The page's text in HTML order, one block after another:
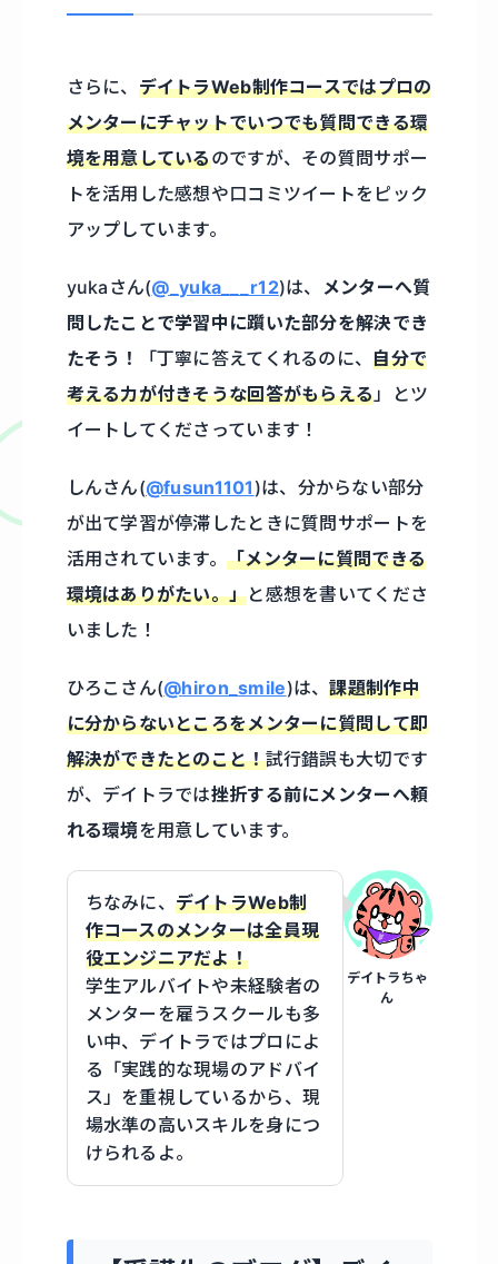
さらに、 デイトラWeb制作コースではプロの
メンターにチャットでいつでも質問できる環
境を用意しているのですが、その質問サポー
トを活用した感想や口コミツイートをピック
アップしています。
yukaさん(@_yuka___r12)は、 メンターへ質
問したことで学習中に躓いた部分を解決でき
たそう！
「丁寧に答えてくれるのに、自分で
考える力が付きそうな回答がもらえる」とツ
イートしてくださっています！
しんさん(@fusun1101 )は、分からない部分
が出て学習が停滞したときに質問サポートを
活用されています。「メンターに質問できる
環境はありがたい。」と感想を書いてくださ
いました！
ひろこさん(@hiron_smile)は、課題制作中
に分からないところをメンターに質問して即
解決ができたとのこと！試行錯誤も大切です
が、デイトラでは挫折する前にメンターへ頼
れる環境を用意しています。
デイトラちゃ
ん
ちなみに、 デイトラWeb制
作コースのメンターは全員現
役エンジニアだよ！
学生アルバイトや未経験者の
メンターを雇うスクールも多
い中、デイトラではプロによ
る「実践的な現場のアドバイ
ス」を重視しているから、現
場水準の高いスキルを身につ
けられるよ。